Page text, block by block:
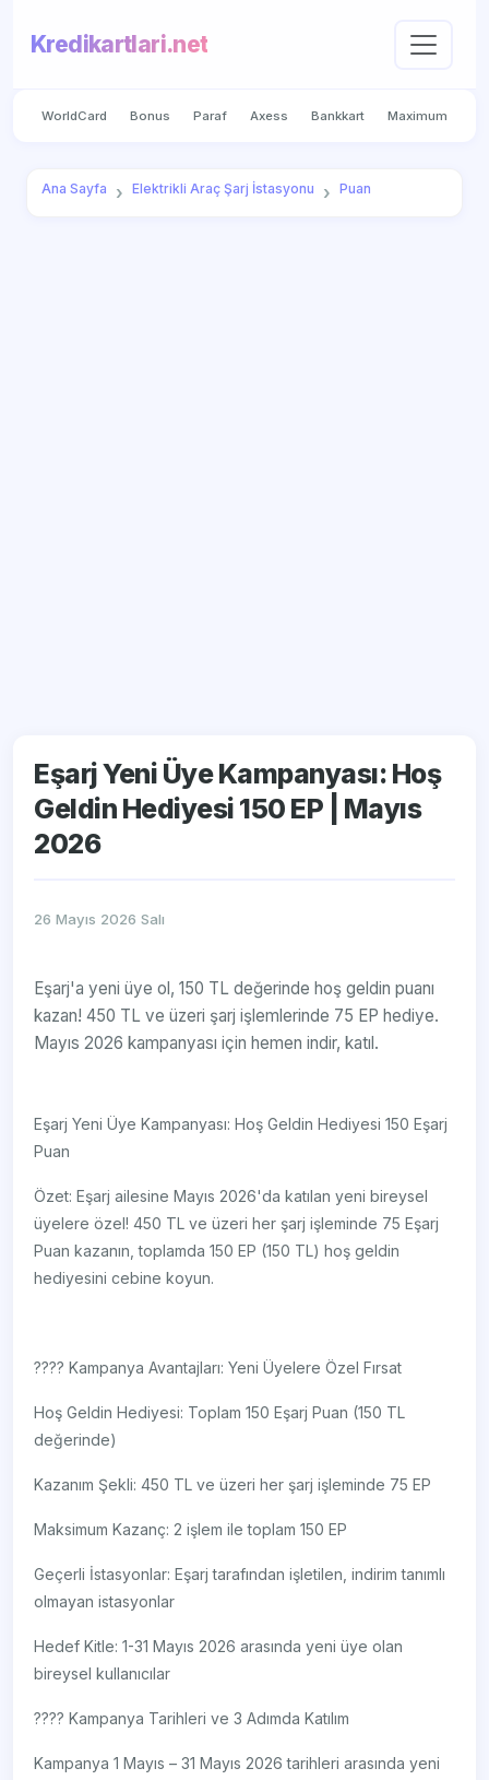
Kredikartlari.net
WorldCard Bonus Paraf Axess Bankkart Maximum
Ana Sayfa Elektrikli Araç Şarj İstasyonu Puan
Eşarj Yeni Üye Kampanyası: Hoş
Geldin Hediyesi 150 EP | Mayıs
2026
26 Mayıs 2026 Salı
Eşarj'a yeni üye ol, 150 TL değerinde hoş geldin puanı
kazan! 450 TL ve üzeri şarj işlemlerinde 75 EP hediye.
Mayıs 2026 kampanyası için hemen indir, katıl.
Eşarj Yeni Üye Kampanyası: Hoş Geldin Hediyesi 150 Eşarj
Puan
Özet: Eşarj ailesine Mayıs 2026'da katılan yeni bireysel
üyelere özel! 450 TL ve üzeri her şarj işleminde 75 Eşarj
Puan kazanın, toplamda 150 EP (150 TL) hoş geldin
hediyesini cebine koyun.
???? Kampanya Avantajları: Yeni Üyelere Özel Fırsat
Hoş Geldin Hediyesi: Toplam 150 Eşarj Puan (150 TL
değerinde)
Kazanım Şekli: 450 TL ve üzeri her şarj işleminde 75 EP
Maksimum Kazanç: 2 işlem ile toplam 150 EP
Geçerli İstasyonlar: Eşarj tarafından işletilen, indirim tanımlı
olmayan istasyonlar
Hedef Kitle: 1-31 Mayıs 2026 arasında yeni üye olan
bireysel kullanıcılar
???? Kampanya Tarihleri ve 3 Adımda Katılım
Kampanya 1 Mayıs – 31 Mayıs 2026 tarihleri arasında yeni